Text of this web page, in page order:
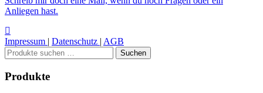
Anliegen hast.
Impressum | Datenschutz | AGB
Suchen
nach:
Suchen
Produkte